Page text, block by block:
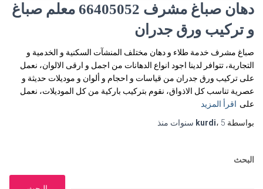
دهان صباغ مشرف 66405052 معلم صباغ
و تركيب ورق جدران
صباغ مشرف خدمة طلاء و دهان مختلف المنشآت السكنية و الخدمية و
التجارية، تتوافر لدينا اجود انواع الدهانات من اجمل و ارقى الالوان، نعمل
على تركيب ورق جدران من قياسات و احجام و ألوان و موديلات حديثة و
عصرية تناسب كل الاذواق، نقوم بتركيب باركية من كل الموديلات، نعمل
على اقرأ المزيد
بواسطة
kurdi، 5 سنوات منذ
البحث